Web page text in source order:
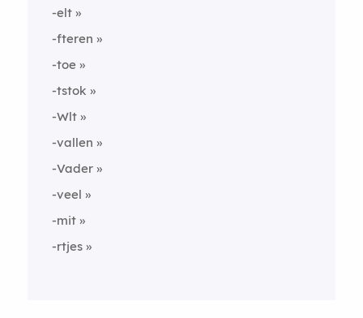
-elt
-fteren
-toe
-tstok
-Wlt
-vallen
-Vader
-veel
-mit
-rtjes